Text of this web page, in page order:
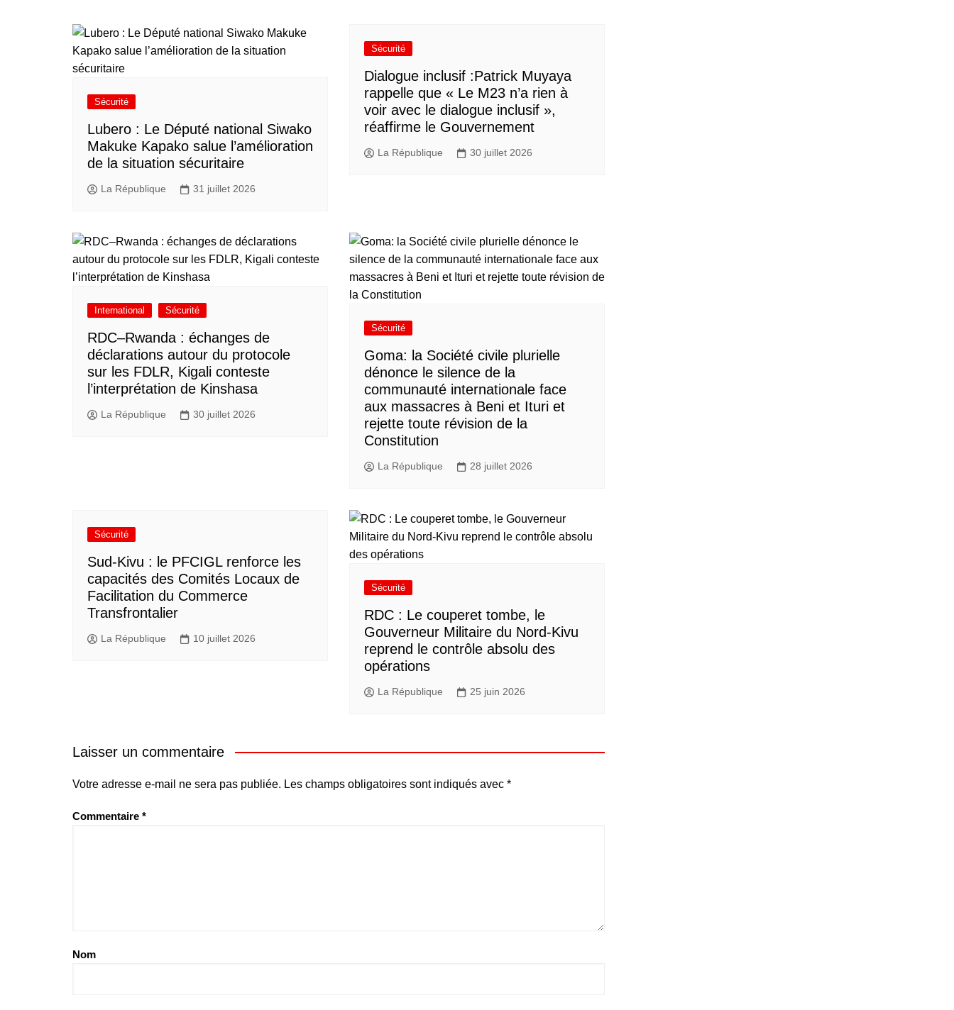
Sécurité
Lubero : Le Député national Siwako
Makuke Kapako salue l’amélioration
de la situation sécuritaire
La République 31 juillet 2026
Sécurité
Dialogue inclusif :Patrick Muyaya
rappelle que « Le M23 n’a rien à
voir avec le dialogue inclusif »,
réaffirme le Gouvernement
La République 30 juillet 2026
International Sécurité
RDC–Rwanda : échanges de
déclarations autour du protocole
sur les FDLR, Kigali conteste
l’interprétation de Kinshasa
La République 30 juillet 2026
Sécurité
Goma: la Société civile plurielle
dénonce le silence de la
communauté internationale face
aux massacres à Beni et Ituri et
rejette toute révision de la
Constitution
La République 28 juillet 2026
Sécurité
Sud-Kivu : le PFCIGL renforce les
capacités des Comités Locaux de
Facilitation du Commerce
Transfrontalier
La République 10 juillet 2026
Sécurité
RDC : Le couperet tombe, le
Gouverneur Militaire du Nord-Kivu
reprend le contrôle absolu des
opérations
La République 25 juin 2026
Laisser un commentaire
Votre adresse e-mail ne sera pas publiée. Les champs obligatoires sont indiqués avec *
Commentaire *
Nom